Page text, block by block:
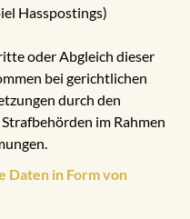
Hasspostings)
oder Abgleich dieser
bei gerichtlichen
durch den
im Rahmen
Daten in Form von